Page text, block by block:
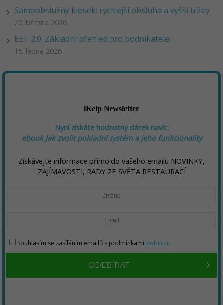
Samoobslužný kiosek: rychlejší obsluha a vyšší tržby
20. března 2026
EET 2.0: Základní přehled pro podnikatele
15. ledna 2026
iKelp Newsletter
Nyní získáte hodnotný dárek navíc:
ebookJak zvolit pokladní systém a jeho funkcionality
Získávejte informace přímo do vašeho emailu NOVINKY,
ZAJÍMAVOSTI, RADY ZE SVĚTA RESTAURACÍ
Souhlasím se zasíláním emailů s podmínkami Zobrazit
ODEBÍRAT